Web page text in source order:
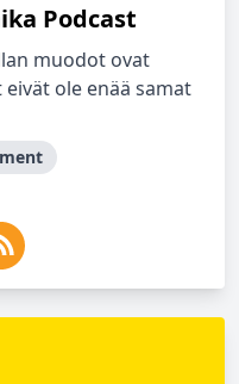
Podcast
muodot ovat
ole enää samat